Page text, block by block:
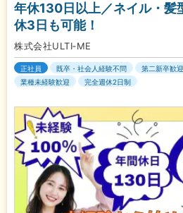
年休130日以上／ネイル・髪
休3日も可能！
株式会社ULTI‐ME
正社員 既卒・社会人経験不問 第二新卒歓迎
業種未経験歓迎
完全週休2日制